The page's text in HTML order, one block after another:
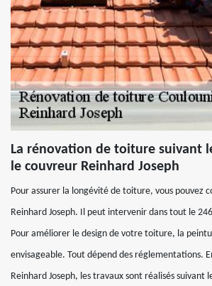
La rénovation de toiture suivant
le couvreur Reinhard Joseph
Pour assurer la longévité de toiture, vous pouvez
Reinhard Joseph. Il peut intervenir dans tout le
Pour améliorer le design de votre toiture, la
envisageable. Tout dépend des réglementations.
Reinhard Joseph, les travaux sont réalisés suivant